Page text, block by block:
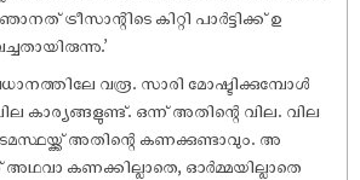
ട്രീസാന്റിടെ കിറ്റി പാർട്ടിക്ക് ഉ
വരൂ. സാരി മോഷ്ടിക്കുമ്പോൾ
കാര്യങ്ങളുണ്ട്. ഒന്ന് അതിന്റെ വില. വില
അതിന്റെ കണക്കുണ്ടാവും. അ
അഥവാ കണക്കില്ലാതെ, ഓർമ്മയില്ലാതെ